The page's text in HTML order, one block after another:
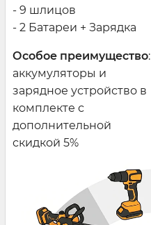
- 9 шлицов
- 2 Батареи + Зарядка
Особое преимущество:
аккумуляторы и
зарядное устройство в
комплекте с
дополнительной
скидкой 5%